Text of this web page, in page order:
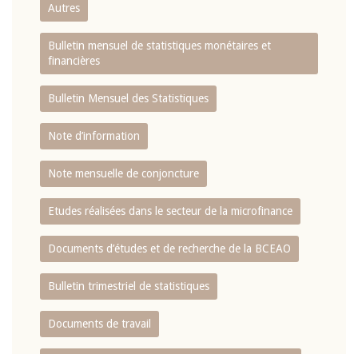
Autres
Bulletin mensuel de statistiques monétaires et
financières
Bulletin Mensuel des Statistiques
Note d’information
Note mensuelle de conjoncture
Etudes réalisées dans le secteur de la microfinance
Documents d’études et de recherche de la BCEAO
Bulletin trimestriel de statistiques
Documents de travail